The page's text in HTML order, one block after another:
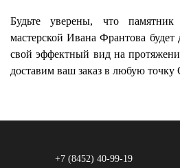
Будьте уверены, что
мастерской Ивана Франтова
свой эффектный вид на
доставим ваш заказ в любую точку
+7 (8452) 40-99-19